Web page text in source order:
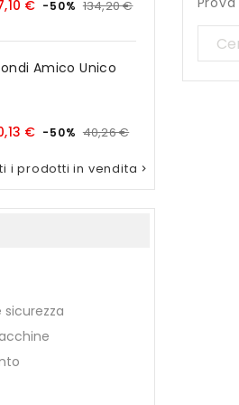
€ Prezzo
-50% 134,20 €Prezzo
Amico Unico
€ Prezzo
-50% 40,26 €Prezzo
i prodotti in vendita 